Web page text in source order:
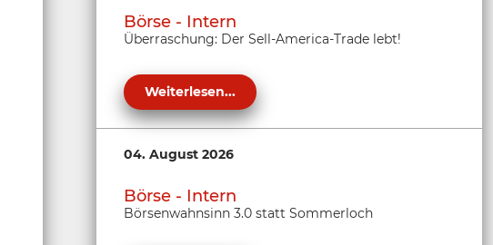
Börse - Intern
Überraschung: Der Sell-America-Trade lebt!
Weiterlesen...
04. August 2026
Börse - Intern
Börsenwahnsinn 3.0 statt Sommerloch